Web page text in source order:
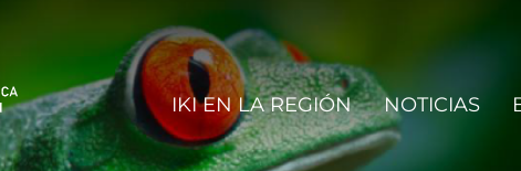
MAIN NAVIGATION
IKI EN LA REGIÓN NOTICIAS